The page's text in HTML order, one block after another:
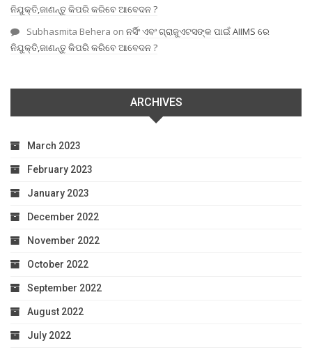
ନିଯୁକ୍ତି,ଜାଣନ୍ତୁ କିପରି କରିବେ ଆବେଦନ ?
Subhasmita Behera on ନର୍ସିଂ ଏବଂ ଗ୍ରାଜୁଏଟସଙ୍କ ପାଇଁ AIIMS ରେ
ନିଯୁକ୍ତି,ଜାଣନ୍ତୁ କିପରି କରିବେ ଆବେଦନ ?
ARCHIVES
March 2023
February 2023
January 2023
December 2022
November 2022
October 2022
September 2022
August 2022
July 2022